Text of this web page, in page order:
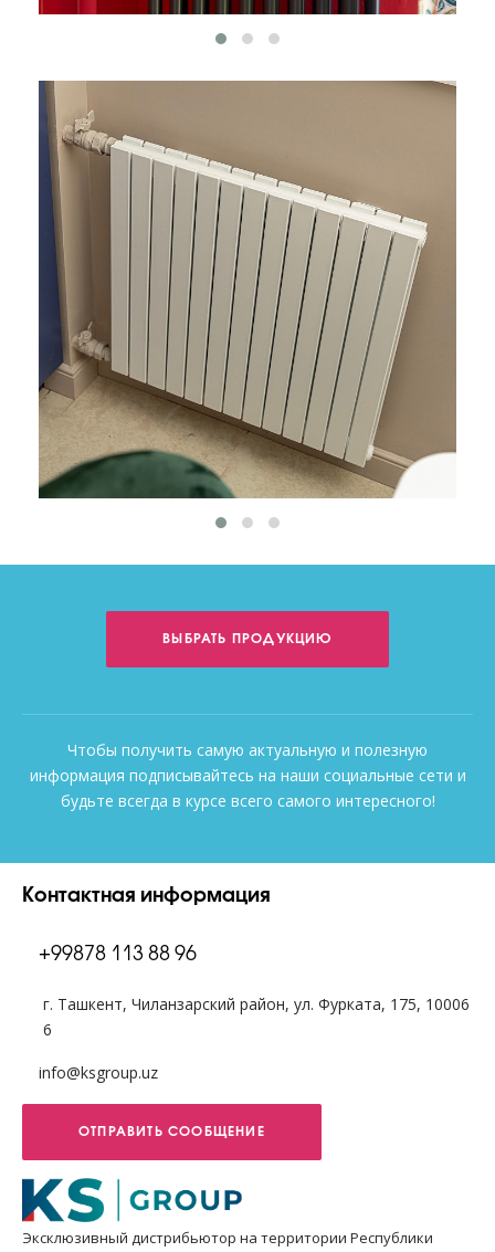
ВЫБРАТЬ ПРОДУКЦИЮ
Чтобы получить самую актуальную и полезную
информация подписывайтесь на наши социальные сети и
будьте всегда в курсе всего самого интересного!
Контактная информация
+99878 113 88 96
г. Ташкент, Чиланзарский район, ул. Фурката, 175, 10006
6
info@ksgroup.uz
ОТПРАВИТЬ СООБЩЕНИЕ
Эксклюзивный дистрибьютор на территории Республики